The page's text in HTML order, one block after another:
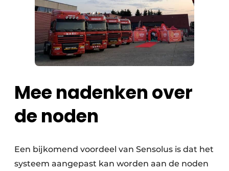
Mee nadenken over
de noden
Een bijkomend voordeel van Sensolus is dat het
systeem aangepast kan worden aan de noden